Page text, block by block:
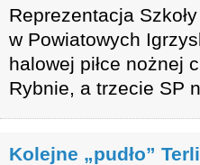
Reprezentacja
w Powiatowych
halowej piłce nożnej
Rybnie, a trzecie SP
Kolejne „pudło”